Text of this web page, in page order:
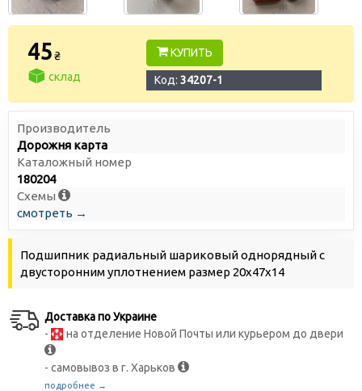
45₴
склад
КУПИТЬ
Код: 34207-1
Производитель
Дорожня карта
Каталожный номер
180204
Схемы
смотреть →
Подшипник радиальный шариковый однорядный с
двусторонним уплотнением размер 20х47х14
Доставка по Украине
-
на отделение Новой Почты или курьером до двери
- самовывоз в г. Харьков
подробнее →